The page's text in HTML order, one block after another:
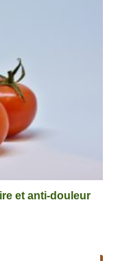
et anti-douleur